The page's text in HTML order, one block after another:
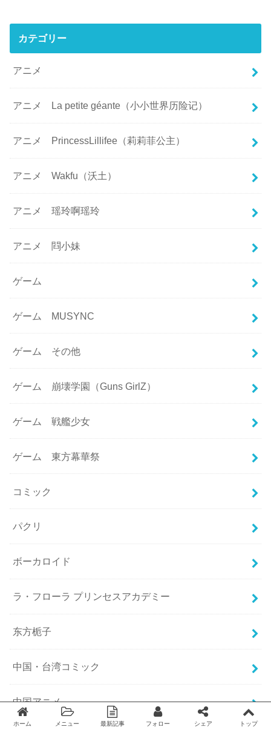
カテゴリー
アニメ
アニメ La petite géante（小小世界历险记）
アニメ PrincessLillifee（莉莉菲公主）
アニメ Wakfu（沃土）
アニメ 瑶玲啊瑶玲
アニメ 閰小妹
ゲーム
ゲーム MUSYNC
ゲーム その他
ゲーム 崩壊学園（Guns GirlZ）
ゲーム 戦艦少女
ゲーム 東方幕華祭
コミック
パクリ
ボーカロイド
ラ・フローラ プリンセスアカデミー
东方栀子
中国・台湾コミック
中国アニメ
ホーム メニュー 最新記事 フォロー シェア トップ
Twitter facebook